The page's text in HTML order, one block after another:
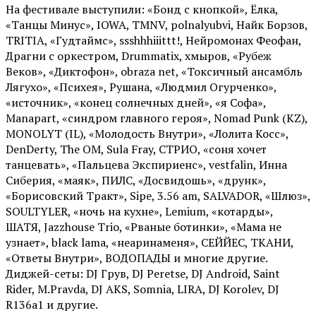
На фестивале выступили: «Бонд с кнопкой», Ёлка,
«Танцы Минус», IOWA, TMNV, polnalyubvi, Найк Борзов,
TRITIA, «Гудтаймс», ssshhhiiittt!, Нейромонах Феофан,
Драгни с оркестром, Drummatix, хмыров, «Рубеж
Веков», «Диктофон», obraza net, «Токсичный ансамбль
Лягухо», «Психея», Рушана, «Людмил Огурченко»,
«источник», «конец солнечных дней», «я Софа»,
Manapart, «синдром главного героя», Nomad Punk (KZ),
MONOLYT (IL), «Молодость Внутри», «Лолита Косс»,
DenDerty, The OM, Sula Fray, СТРИО, «соня хочет
танцевать», «Пальцева Экспириенс», vestfalin, Инна
Сиберия, «маяк», ПИЛС, «Досвидошь», «друнк»,
«Борисовский Тракт», Sipe, 3.56 am, SALVADOR, «Шлюз»,
SOULTYLER, «ночь на кухне», Lemium, «котарды»,
ШАТЯ, Jazzhouse Trio, «Рваные ботинки», «Мама не
узнает», black lama, «неаринаменя», СЕЙЙЕС, ТКАНИ,
«Ответы Внутри», ВОДОПАДЫ и многие другие.
Диджей-сеты: DJ Грув, DJ Peretse, DJ Android, Saint
Rider, М.Pravda, DJ AKS, Somnia, LIRA, DJ Korolev, DJ
R136a1 и другие.